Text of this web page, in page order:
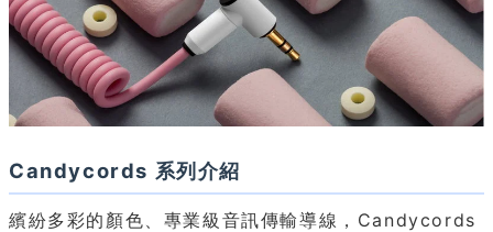
Candycords 系列介紹
繽紛多彩的顏色、專業級音訊傳輸導線，Candycords